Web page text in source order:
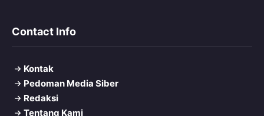
Contact Info
Kontak
Pedoman Media Siber
Redaksi
Tentang Kami